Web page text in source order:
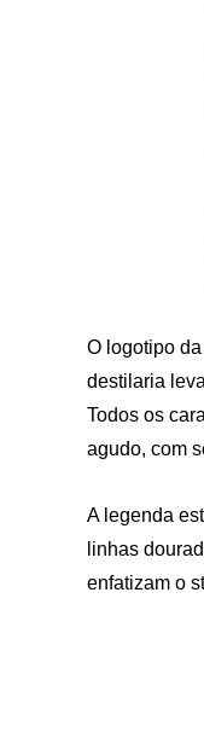
O logotipo
destilaria
Todos os
agudo, com
A legenda
linhas
enfatizam o